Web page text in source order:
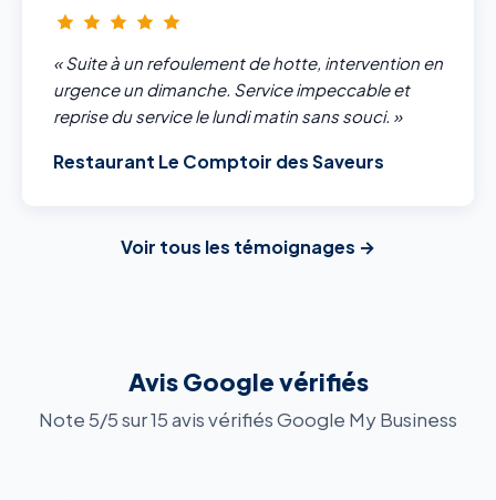
« Suite à un refoulement de hotte, intervention en
urgence un dimanche. Service impeccable et
reprise du service le lundi matin sans souci. »
Restaurant Le Comptoir des Saveurs
Voir tous les témoignages →
Avis Google vérifiés
Note 5/5 sur 15 avis vérifiés Google My Business